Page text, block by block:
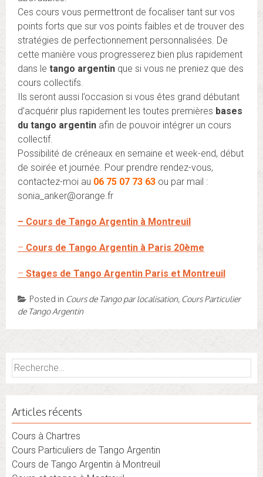
Ces cours vous permettront de focaliser tant sur vos
points forts que sur vos points faibles et de trouver des
stratégies de perfectionnement personnalisées. De
cette manière vous progresserez bien plus rapidement
dans le tango argentin que si vous ne preniez que des
cours collectifs.
Ils seront aussi l’occasion si vous êtes grand débutant
d’acquérir plus rapidement les toutes premières bases
du tango argentin afin de pouvoir intégrer un cours
collectif.
Possibilité de créneaux en semaine et week-end, début
de soirée et journée. Pour prendre rendez-vous,
contactez-moi au 06 75 07 73 63 ou par mail :
sonia_anker@orange.fr
– Cours de Tango Argentin à Montreuil
– Cours de Tango Argentin à Paris 20ème
– Stages de Tango Argentin Paris et Montreuil
Posted in Cours de Tango par localisation, Cours Particulier
de Tango Argentin
Rechercher :
Articles récents
Cours à Chartres
Cours Particuliers de Tango Argentin
Cours de Tango Argentin à Montreuil